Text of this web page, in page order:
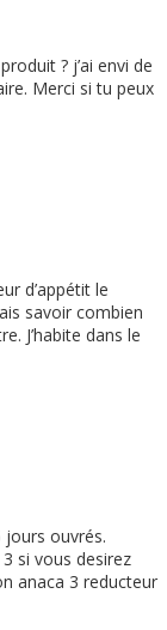
? j’ai envi de
Merci si tu peux
d’appétit le
savoir combien
J’habite dans le
jours ouvrés.
si vous desirez
anaca 3 reducteur